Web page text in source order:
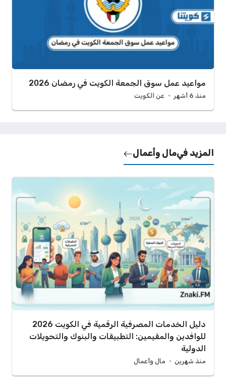
مواعيد عمل سوق الجمعة الكويت في رمضان 2026
منذ 6 أشهر عن الكويت
المزيد فيمال وأعمال
دليل الخدمات المصرفية الرقمية في الكويت 2026
للوافدين والمقيمين: التطبيقات والبنوك والتحويلات
الدولية
منذ شهرين مال وأعمال